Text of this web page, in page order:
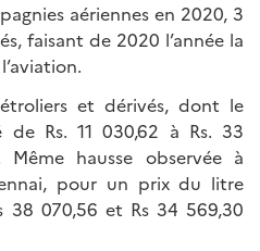
aériennes en 2020, 3
faisant de 2020 l’année la
et dérivés, dont le
de Rs. 11 030,62 à Rs. 33
hausse observée à
pour un prix du litre
38 070,56 et Rs 34 569,30